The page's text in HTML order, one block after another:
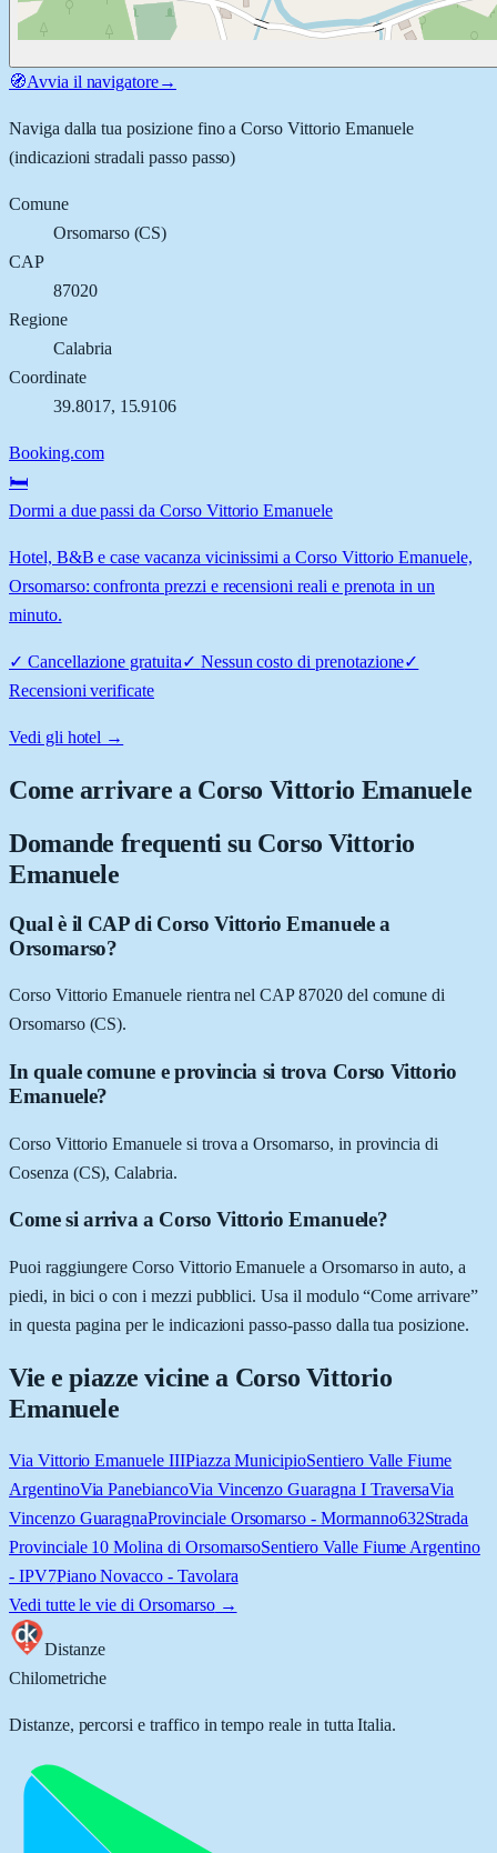
🧭Avvia il navigatore→
Naviga dalla tua posizione fino aCorso Vittorio Emanuele
(indicazioni stradali passo passo)
Comune
Orsomarso(CS)
CAP
87020
Regione
Calabria
Coordinate
39.8017, 15.9106
Booking.com
🛏️
Dormi a due passi da Corso Vittorio Emanuele
Hotel, B&B e case vacanza vicinissimi a Corso Vittorio Emanuele,
Orsomarso: confronta prezzi e recensioni reali e prenota in un
minuto.
✓ Cancellazione gratuita✓ Nessun costo di prenotazione✓
Recensioni verificate
Vedi gli hotel →
Come arrivare a Corso Vittorio Emanuele
Domande frequenti su Corso Vittorio
Emanuele
Qual è il CAP di Corso Vittorio Emanuele a
Orsomarso?
Corso Vittorio Emanuele rientra nel CAP 87020 del comune di
Orsomarso (CS).
In quale comune e provincia si trova Corso Vittorio
Emanuele?
Corso Vittorio Emanuele si trova a Orsomarso, in provincia di
Cosenza (CS), Calabria.
Come si arriva a Corso Vittorio Emanuele?
Puoi raggiungere Corso Vittorio Emanuele a Orsomarso in auto, a
piedi, in bici o con i mezzi pubblici. Usa il modulo “Come arrivare”
in questa pagina per le indicazioni passo-passo dalla tua posizione.
Vie e piazze vicine a Corso Vittorio
Emanuele
Via Vittorio Emanuele IIIPiazza MunicipioSentiero Valle Fiume
ArgentinoVia PanebiancoVia Vincenzo Guaragna I TraversaVia
Vincenzo GuaragnaProvinciale Orsomarso - Mormanno632Strada
Provinciale 10 Molina di OrsomarsoSentiero Valle Fiume Argentino
- IPV7Piano Novacco - Tavolara
Vedi tutte le vie di Orsomarso→
Distanze
Chilometriche
Distanze, percorsi e traffico in tempo reale in tutta Italia.